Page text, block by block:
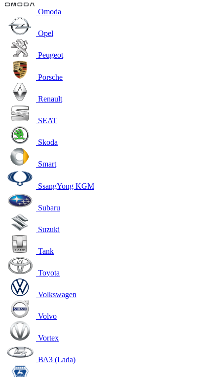
Omoda
Opel
Peugeot
Porsche
Renault
SEAT
Skoda
Smart
SsangYong KGM
Subaru
Suzuki
Tank
Toyota
Volkswagen
Volvo
Vortex
ВАЗ (Lada)